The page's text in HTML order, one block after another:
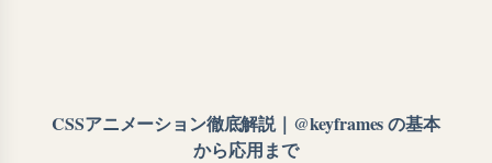
CSSアニメーション徹底解説｜@keyframes の基本
から応用まで